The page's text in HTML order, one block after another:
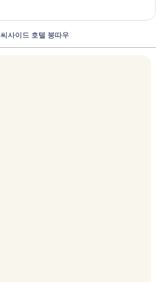
사이드 호텔 붕따우